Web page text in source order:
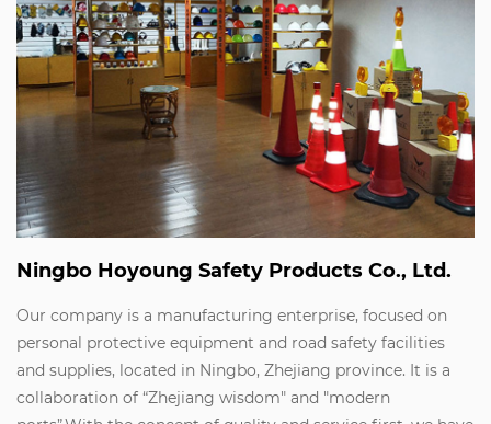
Ningbo Hoyoung Safety Products Co., Ltd.
Our company is a manufacturing enterprise, focused on
personal protective equipment and road safety facilities
and supplies, located in Ningbo, Zhejiang province. It is a
collaboration of “Zhejiang wisdom" and "modern